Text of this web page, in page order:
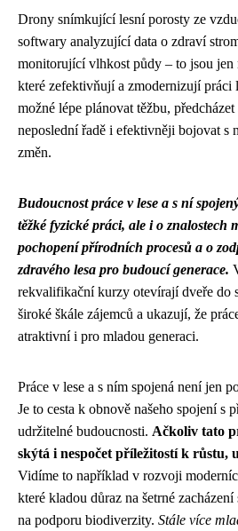
Drony snímkující lesní porosty ze
softwary analyzující data o zdraví
monitorující vlhkost půdy – to jsou jen
které zefektivňují a zmodernizují
možné lépe plánovat těžbu,
neposlední řadě i efektivněji bojovat s
změn.
Budoucnost práce v lese a s ní
těžké fyzické práci, ale i o znalostech
pochopení přírodních procesů a o
zdravého lesa pro budoucí generace.
rekvalifikační kurzy otevírají dveře do
široké škále zájemců a ukazují, že
atraktivní i pro mladou generaci.
Práce v lese a s ním spojená není jen
Je to cesta k obnově našeho spojení s
udržitelné budoucnosti. Ačkoliv tato
skýtá i nespočet příležitostí k růstu,
Vidíme to například v rozvoji
které kladou důraz na šetrné
na podporu biodiverzity. Stále více